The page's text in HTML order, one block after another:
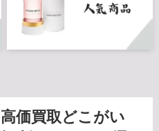
価買取どこがい